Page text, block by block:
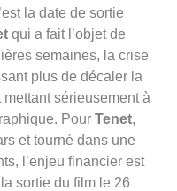
la date de sortie
qui a fait l’objet de
semaines, la crise
plus de décaler la
sérieusement à
Pour Tenet,
et tourné dans une
l’enjeu financier est
sortie du film le 26